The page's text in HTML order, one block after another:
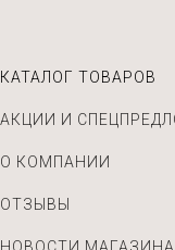
КАТАЛОГ ТОВАРОВ
АКЦИИ И
О КОМПАНИИ
ОТЗЫВЫ